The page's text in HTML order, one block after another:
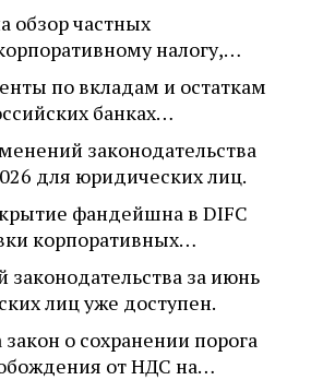
обзор частных
налогу,…
по вкладам и остаткам
банках…
законодательства
для юридических лиц.
фандейшна в DIFC
корпоративных…
за июнь
лиц уже доступен.
о сохранении порога
от НДС на…